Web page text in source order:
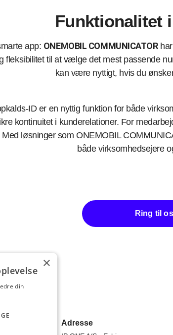
Funktionalitet i
app: ONEMOBIL COMMUNICATORhar
fleksibilitet til at vælge det mest passende
kan være nyttigt, hvis du
ID er en nyttig funktion for både
kontinuitet i kunderelationer. For
løsninger som ONEMOBIL
både virksomhedsejere
Ring til os
Adresse
×
din